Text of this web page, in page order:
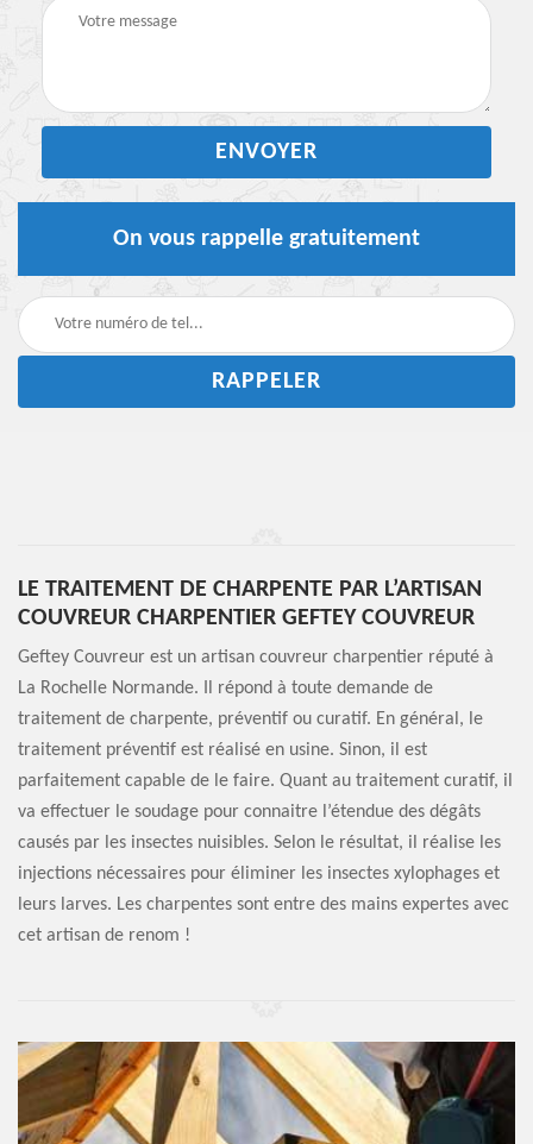
On vous rappelle gratuitement
LE TRAITEMENT DE CHARPENTE PAR L’ARTISAN
COUVREUR CHARPENTIER GEFTEY COUVREUR
Geftey Couvreur est un artisan couvreur charpentier réputé à
La Rochelle Normande. Il répond à toute demande de
traitement de charpente, préventif ou curatif. En général, le
traitement préventif est réalisé en usine. Sinon, il est
parfaitement capable de le faire. Quant au traitement curatif, il
va effectuer le soudage pour connaitre l’étendue des dégâts
causés par les insectes nuisibles. Selon le résultat, il réalise les
injections nécessaires pour éliminer les insectes xylophages et
leurs larves. Les charpentes sont entre des mains expertes avec
cet artisan de renom !